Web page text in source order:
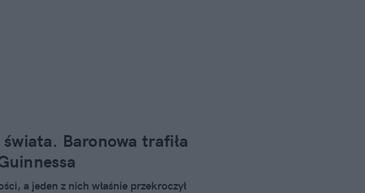
świata. Baronowa trafiła
a jeden z nich właśnie przekroczył